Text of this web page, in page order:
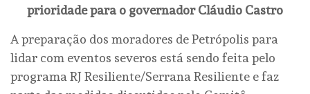
prioridade para o governador Cláudio Castro
A preparação dos moradores de Petrópolis para
lidar com eventos severos está sendo feita pelo
programa RJ Resiliente/Serrana Resiliente e faz